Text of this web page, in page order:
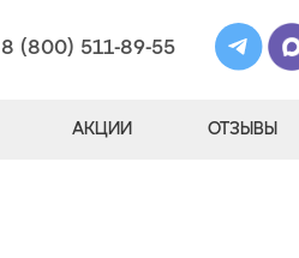
8 (800) 511-89-55
АКЦИИ ОТЗЫВЫ